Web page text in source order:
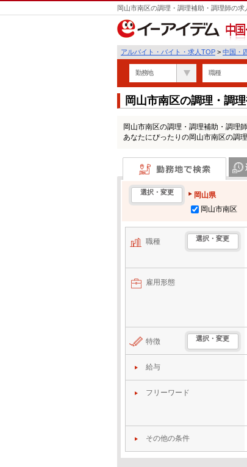
岡山市南区の調理・調理補助・調理師の
中国
アルバイト・バイト・求人TOP > 中国・
勤務地 職種
岡山市南区の調理・調
岡山市南区の調理・調理補助・調理
あなたにぴったりの岡山市南区の調
勤務地で検索
選択・変更
岡山県
岡山市南区
職種 選択・変更
雇用形態
特徴 選択・変更
給与
フリーワード
その他の条件